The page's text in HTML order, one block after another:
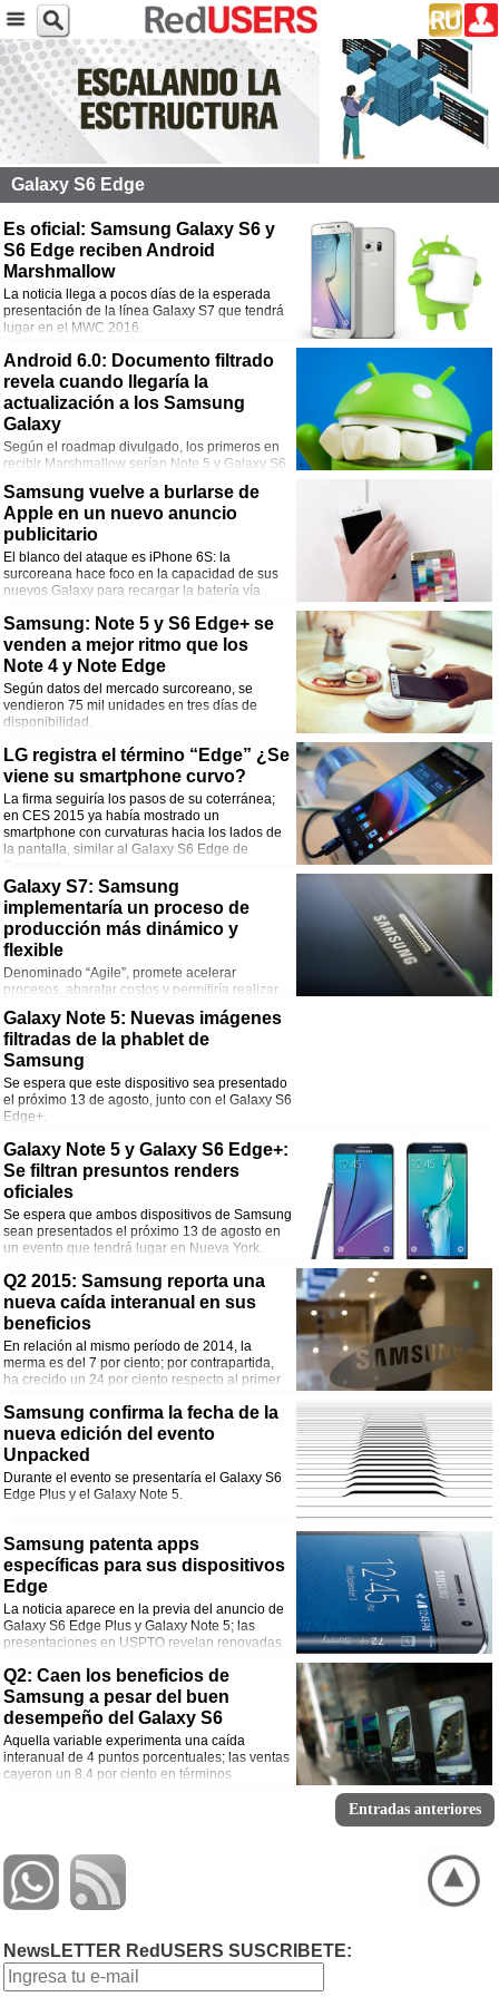
Galaxy S6 Edge
Es oficial: Samsung Galaxy S6 y
S6 Edge reciben Android
Marshmallow
La noticia llega a pocos días de la esperada
presentación de la línea Galaxy S7 que tendrá
lugar en el MWC 2016.
Android 6.0: Documento filtrado
revela cuando llegaría la
actualización a los Samsung
Galaxy
Según el roadmap divulgado, los primeros en
recibir Marshmallow serían Note 5 y Galaxy S6
Samsung vuelve a burlarse de
Apple en un nuevo anuncio
publicitario
El blanco del ataque es iPhone 6S: la
surcoreana hace foco en la capacidad de sus
nuevos Galaxy para recargar la batería vía
contra el stylus de Apple.
Samsung: Note 5 y S6 Edge+ se
venden a mejor ritmo que los
Note 4 y Note Edge
Según datos del mercado surcoreano, se
vendieron 75 mil unidades en tres días de
disponibilidad.
LG registra el término “Edge” ¿Se
viene su smartphone curvo?
La firma seguiría los pasos de su coterránea;
en CES 2015 ya había mostrado un
smartphone con curvaturas hacia los lados de
la pantalla, similar al Galaxy S6 Edge de
Samsung.
Galaxy S7: Samsung
implementaría un proceso de
producción más dinámico y
flexible
Denominado “Agile”, promete acelerar
procesos, abaratar costos y permitiría realizar
Galaxy Note 5: Nuevas imágenes
filtradas de la phablet de
Samsung
Se espera que este dispositivo sea presentado
el próximo 13 de agosto, junto con el Galaxy S6
Edge+.
Galaxy Note 5 y Galaxy S6 Edge+:
Se filtran presuntos renders
oficiales
Se espera que ambos dispositivos de Samsung
sean presentados el próximo 13 de agosto en
un evento que tendrá lugar en Nueva York.
Q2 2015: Samsung reporta una
nueva caída interanual en sus
beneficios
En relación al mismo período de 2014, la
merma es del 7 por ciento; por contrapartida,
ha crecido un 24 por ciento respecto al primer
Samsung confirma la fecha de la
nueva edición del evento
Unpacked
Durante el evento se presentaría el Galaxy S6
Edge Plus y el Galaxy Note 5.
Samsung patenta apps
específicas para sus dispositivos
Edge
La noticia aparece en la previa del anuncio de
Galaxy S6 Edge Plus y Galaxy Note 5; las
presentaciones en USPTO revelan renovadas
pantalla.
Q2: Caen los beneficios de
Samsung a pesar del buen
desempeño del Galaxy S6
Aquella variable experimenta una caída
interanual de 4 puntos porcentuales; las ventas
cayeron un 8.4 por ciento en términos
Entradas anteriores
NewsLETTER RedUSERS SUSCRIBETE: